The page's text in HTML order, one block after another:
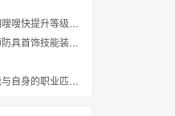
三倍经验卷帮衬一把游戏前期嗖嗖快提升等级上限
乙炔发生器手套热血传奇法师防具首饰技能装备怎么获得？法师防具首饰获得攻略
符石应该选择什么属性的才能与自身的职业匹配到最佳的属性攻击